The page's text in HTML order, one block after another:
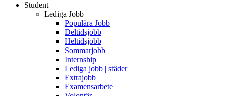
Student
Lediga Jobb
Populära Jobb
Deltidsjobb
Heltidsjobb
Sommarjobb
Internship
Lediga jobb | städer
Extrajobb
Examensarbete